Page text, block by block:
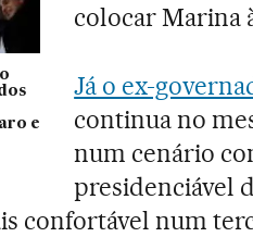
e
colocar Marina
Já o ex-
continua no
num cenário
presidenciável
confortável num